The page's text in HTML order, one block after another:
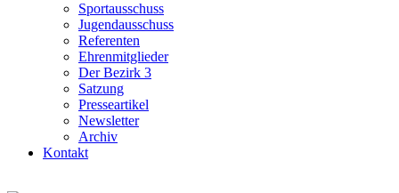
Sportausschuss
Jugendausschuss
Referenten
Ehrenmitglieder
Der Bezirk 3
Satzung
Presseartikel
Newsletter
Archiv
Kontakt